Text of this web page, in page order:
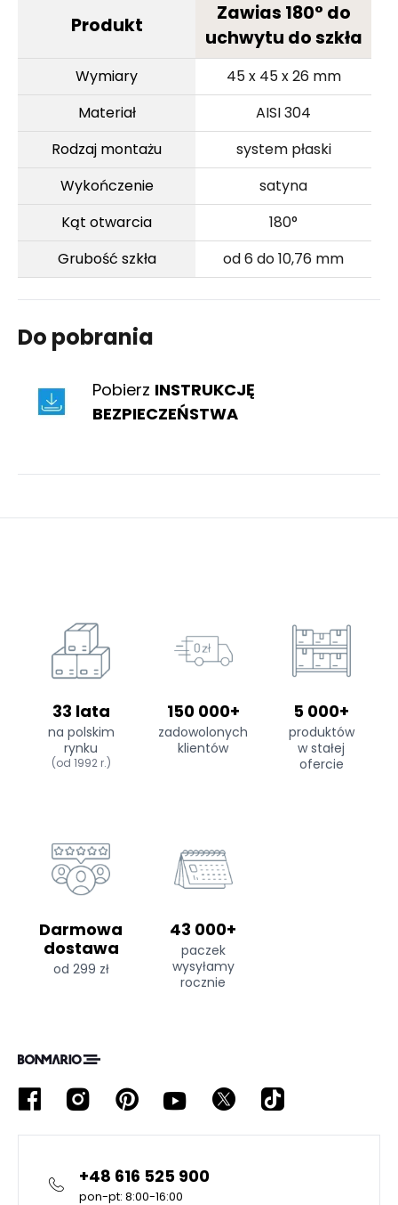
Produkt
Zawias 180° do
uchwytu do szkła
Wymiary
45 x 45 x 26 mm
Materiał
AISI 304
Rodzaj montażu
system płaski
Wykończenie
satyna
Kąt otwarcia
180°
Grubość szkła
od 6 do 10,76 mm
Do pobrania
Pobierz INSTRUKCJĘ
BEZPIECZEŃSTWA
33 lata
na polskim
rynku
(od 1992 r.)
150 000+
zadowolonych
klientów
5 000+
produktów
w stałej
ofercie
Darmowa
dostawa
od 299 zł
43 000+
paczek
wysyłamy
rocznie
+48 616 525 900
pon-pt: 8:00-16:00